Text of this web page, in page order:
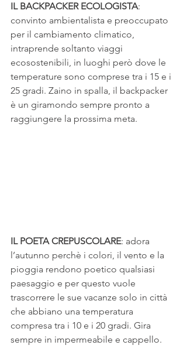
IL BACKPACKER ECOLOGISTA:
convinto ambientalista e preoccupato
per il cambiamento climatico,
intraprende soltanto viaggi
ecosostenibili, in luoghi però dove le
temperature sono comprese tra i 15 e i
25 gradi. Zaino in spalla, il backpacker
è un giramondo sempre pronto a
raggiungere la prossima meta.
IL POETA CREPUSCOLARE: adora
l’autunno perchè i colori, il vento e la
pioggia rendono poetico qualsiasi
paesaggio e per questo vuole
trascorrere le sue vacanze solo in città
che abbiano una temperatura
compresa tra i 10 e i 20 gradi. Gira
sempre in impermeabile e cappello.